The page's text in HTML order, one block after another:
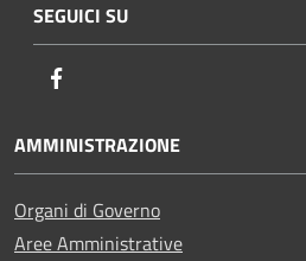
SEGUICI SU
AMMINISTRAZIONE
Organi di Governo
Aree Amministrative